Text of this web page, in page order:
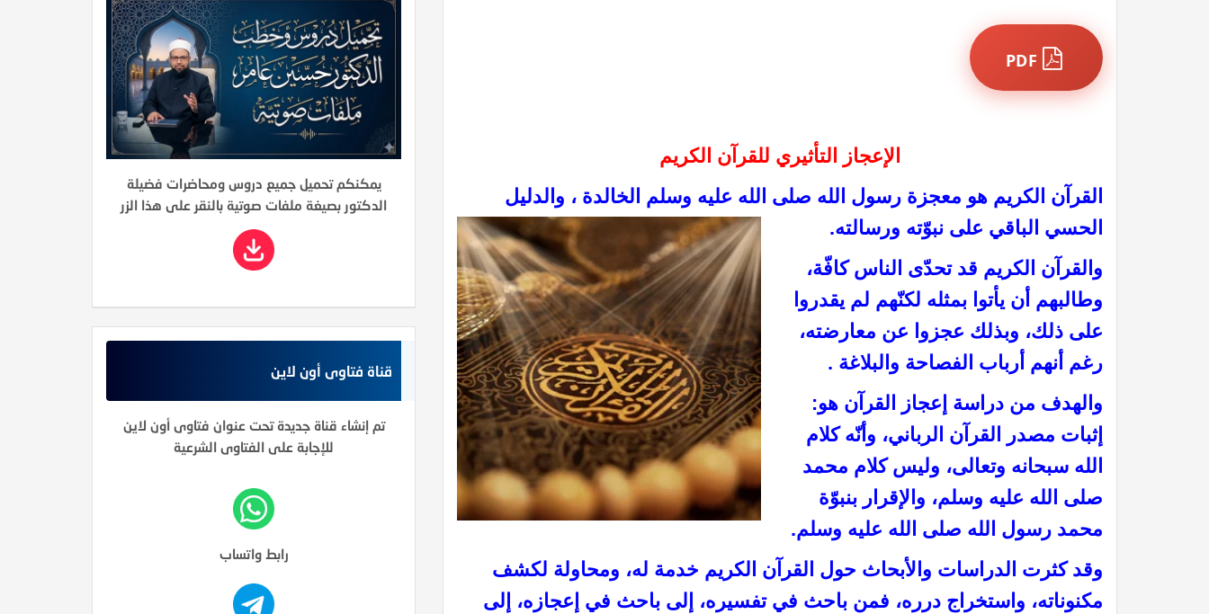
الإعجاز التأثيري للقرآن الكريم
القرآن الكريم هو معجزة رسول الله صلى الله عليه وسلم الخالدة ، والدليل
الحسي الباقي على نبوّته ورسالته.
والقرآن الكريم قد تحدّى الناس كافّة،
وطالبهم أن يأتوا بمثله لكنّهم لم يقدروا
على ذلك، وبذلك عجزوا عن معارضته،
رغم أنهم أرباب الفصاحة والبلاغة .
والهدف من دراسة إعجاز القرآن هو:
إثبات مصدر القرآن الرباني، وأنّه كلام
الله سبحانه وتعالى، وليس كلام محمد
صلى الله عليه وسلم، والإقرار بنبوّة
محمد رسول الله صلى الله عليه وسلم.
وقد كثرت الدراسات والأبحاث حول القرآن الكريم خدمة له، ومحاولة لكشف
مكنوناته، واستخراج درره، فمن باحث في تفسيره، إلى باحث في إعجازه، إلى
يمكنكم تحميل جميع دروس ومحاضرات فضيلة
الدكتور بصيغة ملفات صوتية بالنقر على هذا الزر
قناة فتاوى أون لاين
تم إنشاء قناة جديدة تحت عنوان فتاوى أون لاين
للإجابة على الفتاوى الشرعية
رابط واتساب